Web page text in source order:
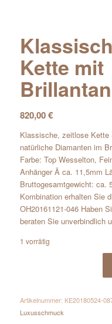
Kette mit
820,00€
Klassische, zeitlose Kette
natürliche Diamanten im
Farbe: Top Wesselton,
Anhänger Ã ca. 11,5mm
Bruttogesamtgewicht: ca.
Kombination erhalten Sie
OH20161121-046 Haben
beraten Sie unverbindlich
1 vorrätig
Artikelnummer: KE20180524-
Luxusschmuck